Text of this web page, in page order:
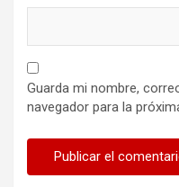
Guarda mi nombre,
navegador para la